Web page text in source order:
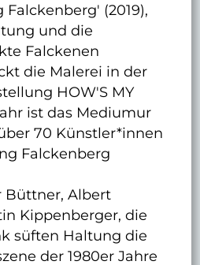
(2019),
und die
Falckenen
die Malerei in der
HOW'S MY
ist das Mediumur
70 Künstler*innen
Falckenberg
Büttner, Albert
Kippenberger, die
süften Haltung die
der 1980er Jahre